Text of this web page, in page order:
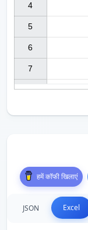
4
5
6
7
हमें कॉफी खिलाएं
JSON Excel